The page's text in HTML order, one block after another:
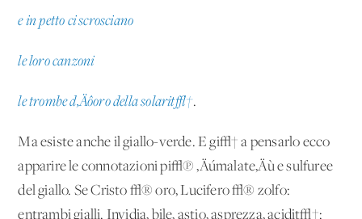
e in petto ci scrosciano
le loro canzoni
le trombe d‚Äôoro della solarit√†.
Ma esiste anche il giallo-verde. E gi√† a pensarlo ecco
apparire le connotazioni pi√π ‚Äúmalate‚Äù e sulfuree
del giallo. Se Cristo √® oro, Lucifero √® zolfo:
entrambi gialli. Invidia, bile, astio, asprezza, acidit√†: